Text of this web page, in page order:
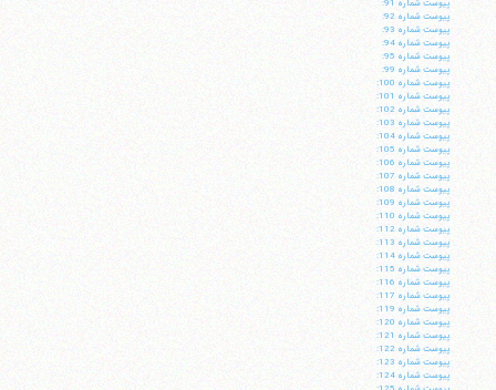
پيوست شماره 91:
پيوست شماره 92:
پيوست شماره 93:
پيوست شماره 94:
پيوست شماره 95:
پيوست شماره 99:
پيوست شماره 100:
پيوست شماره 101:
پيوست شماره 102:
پيوست شماره 103:
پيوست شماره 104:
پيوست شماره 105:
پيوست شماره 106:
پيوست شماره 107:
پيوست شماره 108:
پيوست شماره 109:
پيوست شماره 110:
پيوست شماره 112:
پيوست شماره 113:
پيوست شماره 114:
پيوست شماره 115:
پيوست شماره 116:
پيوست شماره 117:
پيوست شماره 119:
پيوست شماره 120:
پيوست شماره 121:
پيوست شماره 122:
پيوست شماره 123:
پيوست شماره 124: